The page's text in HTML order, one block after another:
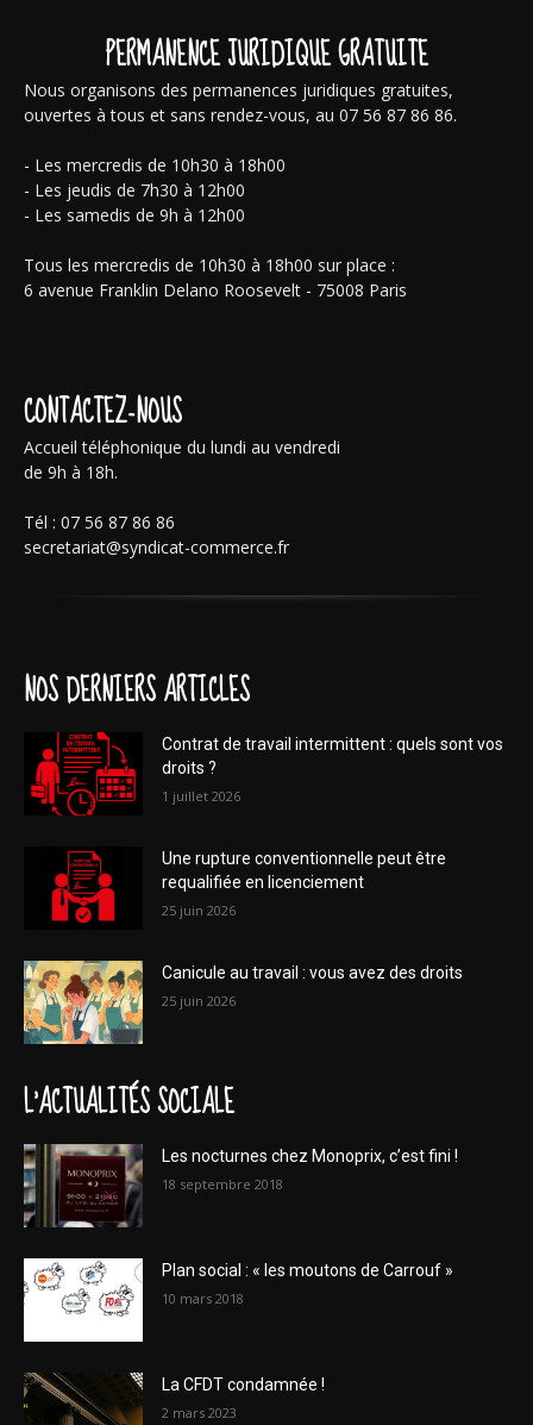
PERMANENCE JURIDIQUE GRATUITE
Nous organisons des permanences juridiques gratuites,
ouvertes à tous et sans rendez-vous, au 07 56 87 86 86.
- Les mercredis de 10h30 à 18h00
- Les jeudis de 7h30 à 12h00
- Les samedis de 9h à 12h00
Tous les mercredis de 10h30 à 18h00 sur place :
6 avenue Franklin Delano Roosevelt - 75008 Paris
CONTACTEZ-NOUS
Accueil téléphonique du lundi au vendredi
de 9h à 18h.
Tél : 07 56 87 86 86
secretariat@syndicat-commerce.fr
NOS DERNIERS ARTICLES
Contrat de travail intermittent : quels sont vos
droits ?
1 juillet 2026
Une rupture conventionnelle peut être
requalifiée en licenciement
25 juin 2026
Canicule au travail : vous avez des droits
25 juin 2026
L'ACTUALITÉS SOCIALE
Les nocturnes chez Monoprix, c’est fini !
18 septembre 2018
Plan social : « les moutons de Carrouf »
10 mars 2018
La CFDT condamnée !
2 mars 2023